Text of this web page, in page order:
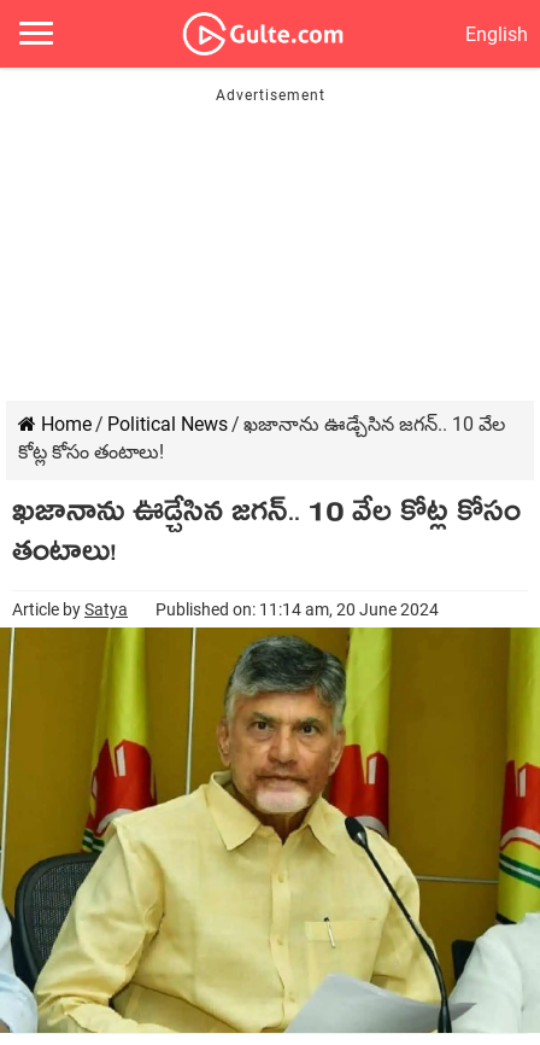
English
Home/ Political News/ ఖ‌జానాను ఊడ్చేసిన జగ‌న్‌.. 10 వేల
కోట్ల కోసం తంటాలు!
ఖ‌జానాను ఊడ్చేసిన జగ‌న్‌.. 10 వేల కోట్ల కోసం
తంటాలు!
Article bySatya Published on: 11:14 am, 20 June 2024